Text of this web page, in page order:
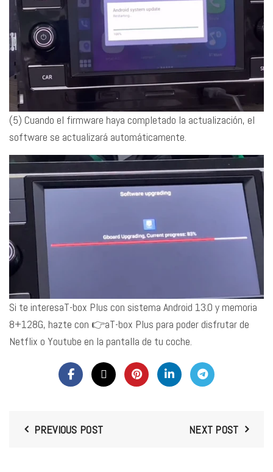
(5) Cuando el firmware haya completado la actualización, el
software se actualizará automáticamente.
Si te interesaT-box Plus con sistema Android 13.0 y memoria
8+128G, hazte con 👉aT-box Plus para poder disfrutar de
Netflix o Youtube en la pantalla de tu coche.
PREVIOUS POST NEXT POST